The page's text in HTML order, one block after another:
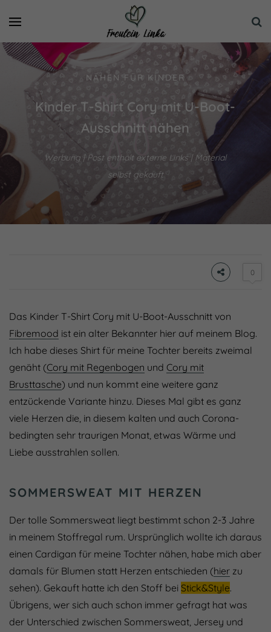
NÄHEN FÜR KINDER
Kinder T-Shirt Cory mit U-Boot-
Ausschnitt nähen
Werbung | Post enthält externe Links | Material
selbst gekauft
0
Das Kinder T-Shirt Cory mit U-Boot-Ausschnitt von
Fibremood ist ein alter Bekannter hier auf meinem Blog.
Ich habe dieses Shirt für meine Tochter bereits zweimal
genäht (Cory mit Regenbogen und Cory mit
Brusttasche) und nun kommt eine weitere ganz
entzückende Variante hinzu. Dieses Mal gibt es ganz
viele Herzen die, in diesem kalten und auch Corona-
bedingten sehr traurigen Monat, etwas Wärme und
Liebe ausstrahlen sollen.
SOMMERSWEAT MIT HERZEN
Der tolle Sommersweat liegt bestimmt schon 2-3 Jahre
in meinem Stoffregal rum. Ursprünglich wollte ich daraus
einen Cardigan für meine Tochter nähen, habe mich aber
damals für Blumen statt Herzen entschieden (hier zu
sehen). Gekauft hatte ich den Stoff bei Stick&Style.
Übrigens, wer sich auch schon immer gefragt hat was
der Unterschied zwischen Sommersweat, Jersey und